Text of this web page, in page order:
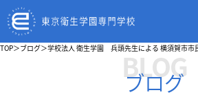
TOP＞ブログ＞学校法人 衛生学園 兵頭先生による 横須賀市市
BLOG
ブログ